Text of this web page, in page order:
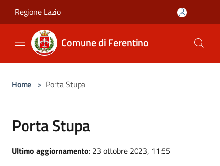
Regione Lazio
Comune di Ferentino
Home > Porta Stupa
Porta Stupa
Ultimo aggiornamento: 23 ottobre 2023, 11:55